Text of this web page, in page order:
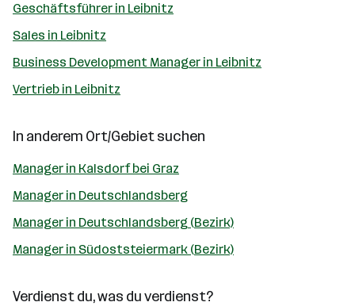
Geschäftsführer in Leibnitz
Sales in Leibnitz
Business Development Manager in Leibnitz
Vertrieb in Leibnitz
In anderem Ort/Gebiet suchen
Manager in Kalsdorf bei Graz
Manager in Deutschlandsberg
Manager in Deutschlandsberg (Bezirk)
Manager in Südoststeiermark (Bezirk)
Verdienst du, was du verdienst?